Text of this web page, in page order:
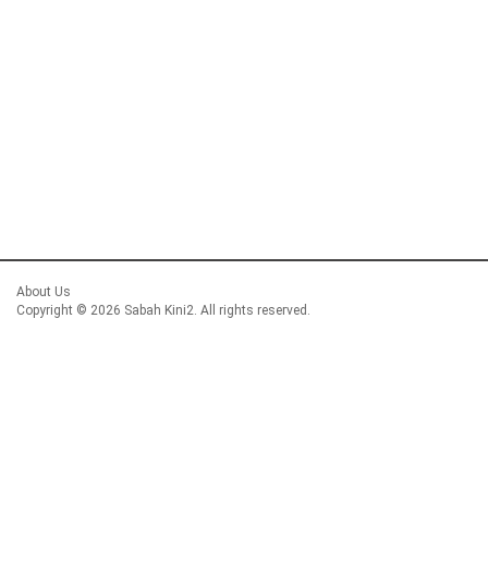
About Us
Copyright © 2026 Sabah Kini2. All rights reserved.